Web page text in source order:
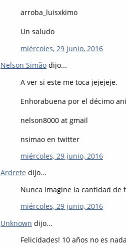
arroba_luisxkimo
Un saludo
miércoles, 29 junio, 2016
Nelson Simão dijo...
A ver si este me toca jejejeje.
Enhorabuena por el décimo
nelson8000 at gmail
nsimao en twitter
miércoles, 29 junio, 2016
Ardrete dijo...
Nunca imagine la cantidad
miércoles, 29 junio, 2016
Unknown dijo...
Felicidades! 10 años no es